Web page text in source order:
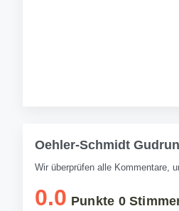
Oehler-Schmidt
Wir überprüfen alle Kommentare,
0.0 Punkte 0